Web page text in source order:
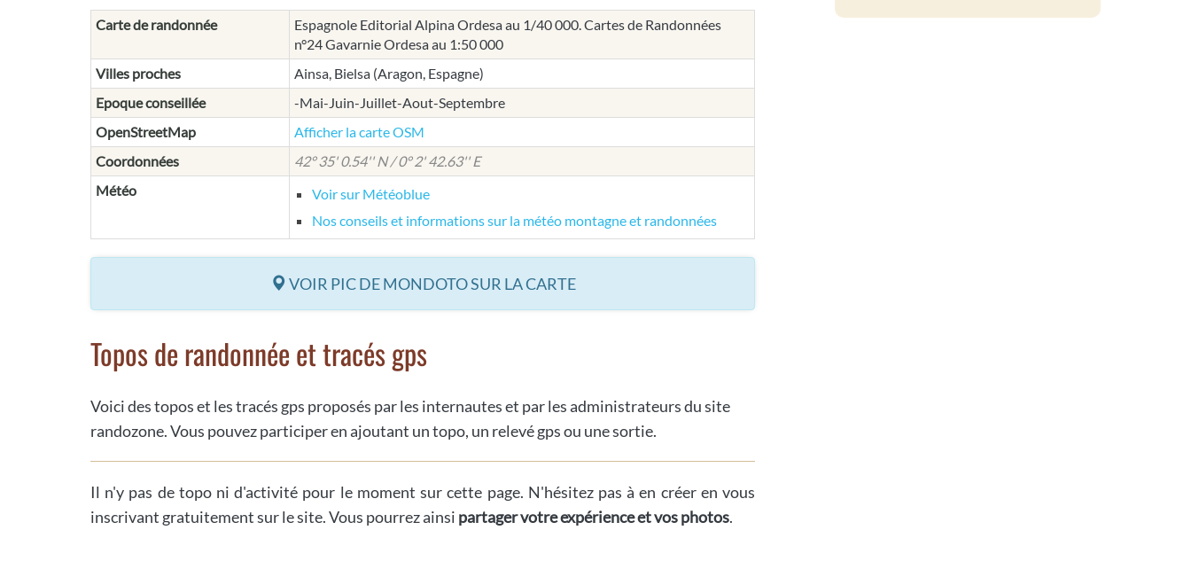
Carte de randonnée
Espagnole Editorial Alpina Ordesa au 1/40 000. Cartes de Randonnées
n°24 Gavarnie Ordesa au 1:50 000
Villes proches
Ainsa, Bielsa (Aragon, Espagne)
Epoque conseillée
-Mai-Juin-Juillet-Aout-Septembre
OpenStreetMap
Afficher la carte OSM
Coordonnées
42° 35' 0.54'' N / 0° 2' 42.63'' E
Météo
Voir sur Météoblue
Nos conseils et informations sur la météo montagne et randonnées
VOIR PIC DE MONDOTO SUR LA CARTE
Topos de randonnée et tracés gps
Voici des topos et les tracés gps proposés par les internautes et par les administrateurs du site
randozone. Vous pouvez participer en ajoutant un topo, un relevé gps ou une sortie.
Il n'y pas de topo ni d'activité pour le moment sur cette page. N'hésitez pas à en créer en vous
inscrivant gratuitement sur le site. Vous pourrez ainsi partager votre expérience et vos photos.